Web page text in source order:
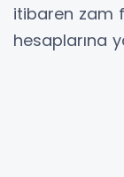
itibaren zam
hesaplarına